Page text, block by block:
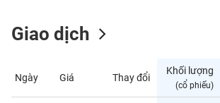
Giao dịch
Ngày Giá Thay đổi
Khối lượng
(cổ phiếu)
CÁ
NHÂN